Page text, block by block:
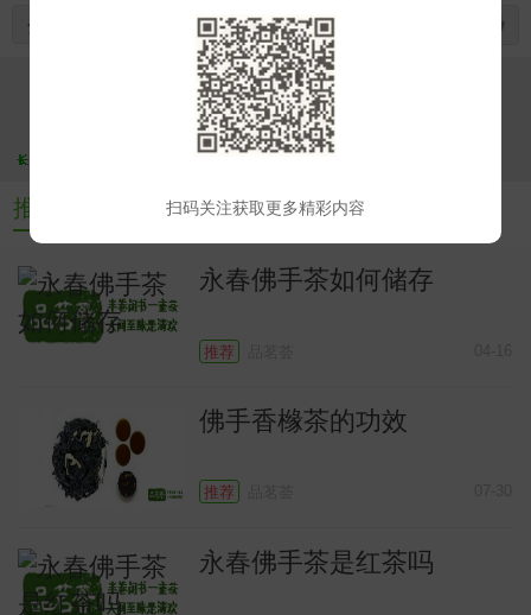
扫码关注获取更多精彩内容
分享到
推荐文章
永春佛手茶如何储存
推荐
佛手香橼茶的功效
推荐
永春佛手茶是红茶吗